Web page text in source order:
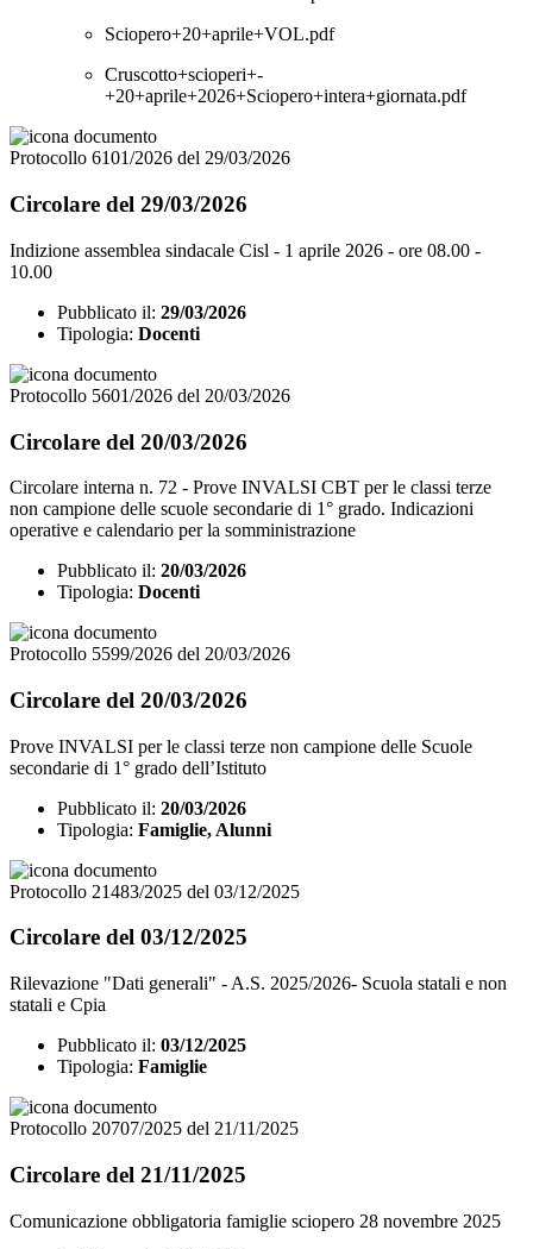
Sciopero+20+aprile+VOL.pdf
Cruscotto+scioperi+-
+20+aprile+2026+Sciopero+intera+giornata.pdf
Protocollo 6101/2026 del 29/03/2026
Circolare del 29/03/2026
Indizione assemblea sindacale Cisl - 1 aprile 2026 - ore 08.00 -
10.00
Pubblicato il: 29/03/2026
Tipologia: Docenti
Protocollo 5601/2026 del 20/03/2026
Circolare del 20/03/2026
Circolare interna n. 72 - Prove INVALSI CBT per le classi terze
non campione delle scuole secondarie di 1° grado. Indicazioni
operative e calendario per la somministrazione
Pubblicato il: 20/03/2026
Tipologia: Docenti
Protocollo 5599/2026 del 20/03/2026
Circolare del 20/03/2026
Prove INVALSI per le classi terze non campione delle Scuole
secondarie di 1° grado dell’Istituto
Pubblicato il: 20/03/2026
Tipologia: Famiglie, Alunni
Protocollo 21483/2025 del 03/12/2025
Circolare del 03/12/2025
Rilevazione "Dati generali" - A.S. 2025/2026- Scuola statali e non
statali e Cpia
Pubblicato il: 03/12/2025
Tipologia: Famiglie
Protocollo 20707/2025 del 21/11/2025
Circolare del 21/11/2025
Comunicazione obbligatoria famiglie sciopero 28 novembre 2025